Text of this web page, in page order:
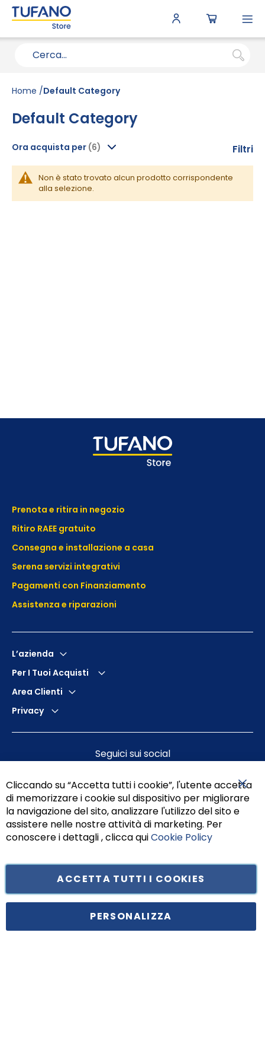
Home Default Category
Default Category
Non è stato trovato alcun prodotto corrispondente
alla selezione.
Filtri
Ora acquista per
Prenota e ritira in negozio
Ritiro RAEE gratuito
Consegna e installazione a casa
Serena servizi integrativi
Pagamenti con Finanziamento
Assistenza e riparazioni
L’azienda
Per I Tuoi Acquisti
Area Clienti
Privacy
Seguici sui social
Principe di Piemonte 199, cap. 80026 Casoria (NA) - C.F. 05834470634 -
Cliccando su “Accetta tutti i cookie”, l'utente accetta
di memorizzare i cookie sul dispositivo per migliorare
la navigazione del sito, analizzare l'utilizzo del sito e
assistere nelle nostre attività di marketing. Per
conoscere i dettagli , clicca quiCookie Policy
ACCETTA TUTTI I COOKIES
PERSONALIZZA